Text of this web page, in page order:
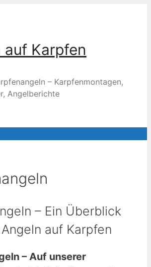
auf Karpfen
– Karpfenmontagen,
Angelberichte
– Ein Überblick
auf Karpfen
– Auf unserer